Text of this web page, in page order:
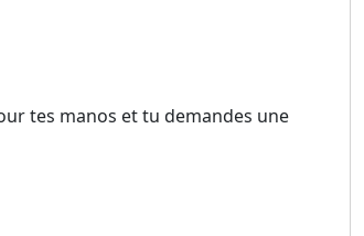
tes manos et tu demandes une